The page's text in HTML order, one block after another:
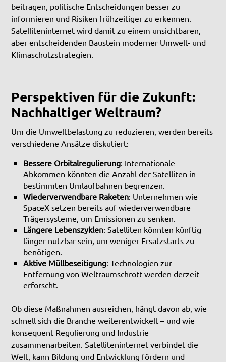
beitragen, politische Entscheidungen besser zu
informieren und Risiken frühzeitiger zu erkennen.
Satelliteninternet wird damit zu einem unsichtbaren,
aber entscheidenden Baustein moderner Umwelt- und
Klimaschutzstrategien.
Perspektiven für die Zukunft:
Nachhaltiger Weltraum?
Um die Umweltbelastung zu reduzieren, werden bereits
verschiedene Ansätze diskutiert:
Bessere Orbitalregulierung: Internationale
Abkommen könnten die Anzahl der Satelliten in
bestimmten Umlaufbahnen begrenzen.
Wiederverwendbare Raketen: Unternehmen wie
SpaceX setzen bereits auf wiederverwendbare
Trägersysteme, um Emissionen zu senken.
Längere Lebenszyklen: Satelliten könnten künftig
länger nutzbar sein, um weniger Ersatzstarts zu
benötigen.
Aktive Müllbeseitigung: Technologien zur
Entfernung von Weltraumschrott werden derzeit
erforscht.
Ob diese Maßnahmen ausreichen, hängt davon ab, wie
schnell sich die Branche weiterentwickelt – und wie
konsequent Regulierung und Industrie
zusammenarbeiten. Satelliteninternet verbindet die
Welt, kann Bildung und Entwicklung fördern und